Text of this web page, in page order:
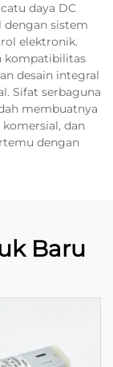
daya DC
dengan sistem
elektronik.
kompatibilitas
desain integral
Sifat serbaguna
membuatnya
dan
dengan
Baru